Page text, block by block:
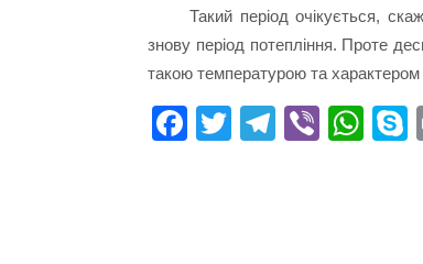
Такий період очікується,
знову період потепління. Проте
такою температурою та
Fa T
Te Vi
W